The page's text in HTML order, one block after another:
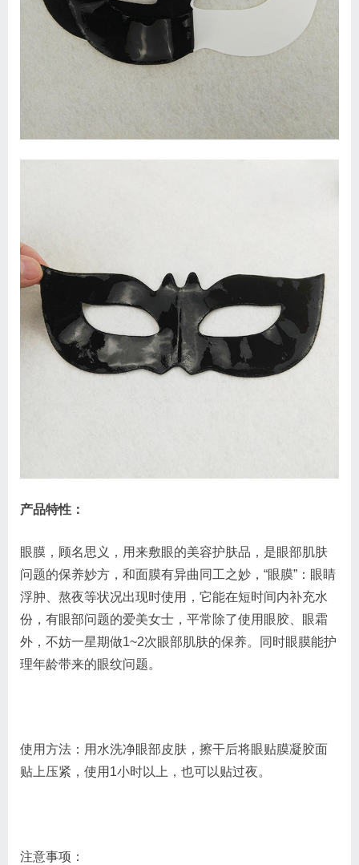
产品特性：
眼膜，顾名思义，用来敷眼的美容护肤品，是眼部肌肤
问题的保养妙方，和面膜有异曲同工之妙，“眼膜”：眼睛
浮肿、熬夜等状况出现时使用，它能在短时间内补充水
份，有眼部问题的爱美女士，平常除了使用眼胶、眼霜
外，不妨一星期做1~2次眼部肌肤的保养。同时眼膜能护
理年龄带来的眼纹问题。
使用方法：用水洗净眼部皮肤，擦干后将眼贴膜凝胶面
贴上压紧，使用1小时以上，也可以贴过夜。
注意事项：